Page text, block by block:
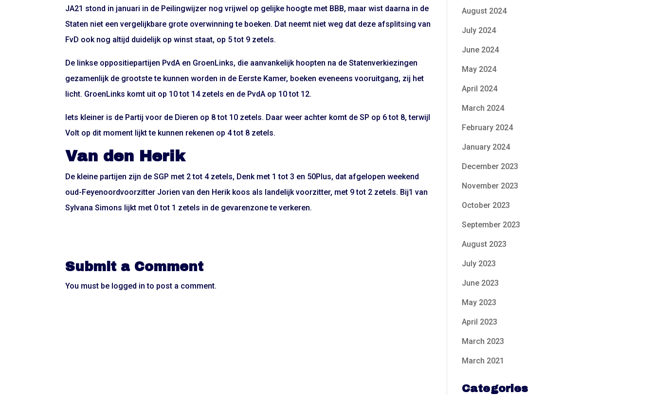
JA21 stond in januari in de Peilingwijzer nog vrijwel op gelijke hoogte met BBB, maar wist daarna in de
Staten niet een vergelijkbare grote overwinning te boeken. Dat neemt niet weg dat deze afsplitsing van
FvD ook nog altijd duidelijk op winst staat, op 5 tot 9 zetels.
De linkse oppositiepartijen PvdA en GroenLinks, die aanvankelijk hoopten na de Statenverkiezingen
gezamenlijk de grootste te kunnen worden in de Eerste Kamer, boeken eveneens vooruitgang, zij het
licht. GroenLinks komt uit op 10 tot 14 zetels en de PvdA op 10 tot 12.
Iets kleiner is de Partij voor de Dieren op 8 tot 10 zetels. Daar weer achter komt de SP op 6 tot 8, terwijl
Volt op dit moment lijkt te kunnen rekenen op 4 tot 8 zetels.
Van den Herik
De kleine partijen zijn de SGP met 2 tot 4 zetels, Denk met 1 tot 3 en 50Plus, dat afgelopen weekend
oud-Feyenoordvoorzitter Jorien van den Herik koos als landelijk voorzitter, met 9 tot 2 zetels. Bij1 van
Sylvana Simons lijkt met 0 tot 1 zetels in de gevarenzone te verkeren.
Submit a Comment
You must be logged in to post a comment.
August 2024
July 2024
June 2024
May 2024
April 2024
March 2024
February 2024
January 2024
December 2023
November 2023
October 2023
September 2023
August 2023
July 2023
June 2023
May 2023
April 2023
March 2023
March 2021
Categories